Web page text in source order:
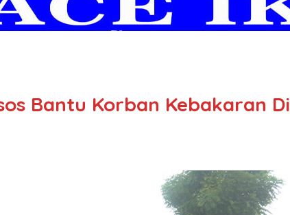
Bantu Korban Kebakaran Di